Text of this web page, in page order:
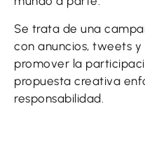
Se trata de una
con anuncios, tweets
promover la
propuesta creativa
responsabilidad.